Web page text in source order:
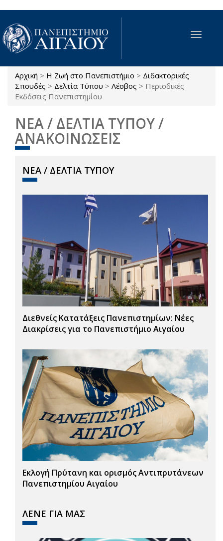
Παράκαμψη προς το κυρίως περιεχόμενο
Toggle
Είστε εδώ
Αρχική > Η Ζωή στο Πανεπιστήμιο > Διδακτορικές
Σπουδές > Δελτία Τύπου > Λέσβος > Περιοδικές
Εκδόσεις Πανεπιστημίου
ΝΕΑ / ΔΕΛΤΙΑ ΤΥΠΟΥ /
ΑΝΑΚΟΙΝΩΣΕΙΣ
ΝΕΑ / ΔΕΛΤΙΑ ΤΥΠΟΥ
Διεθνείς Κατατάξεις Πανεπιστημίων: Νέες
Διακρίσεις για το Πανεπιστήμιο Αιγαίου
Εκλογή Πρύτανη και ορισμός Αντιπρυτάνεων
Πανεπιστημίου Αιγαίου
ΛΕΝΕ ΓΙΑ ΜΑΣ